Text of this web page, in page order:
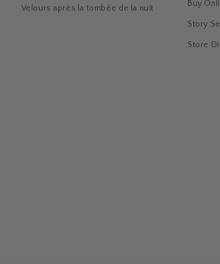
Velours après la tombée de la nuit Buy
Story
Store